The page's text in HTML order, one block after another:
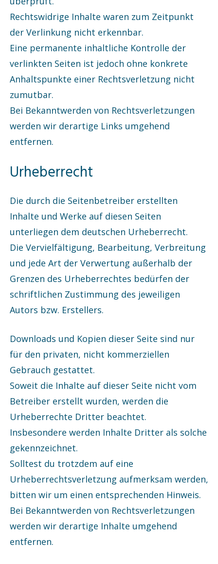
Rechtswidrige Inhalte waren zum Zeitpunkt
der Verlinkung nicht erkennbar.
Eine permanente inhaltliche Kontrolle der
verlinkten Seiten ist jedoch ohne konkrete
Anhaltspunkte einer Rechtsverletzung nicht
zumutbar.
Bei Bekanntwerden von Rechtsverletzungen
werden wir derartige Links umgehend
entfernen.
Urheberrecht
Die durch die Seitenbetreiber erstellten
Inhalte und Werke auf diesen Seiten
unterliegen dem deutschen Urheberrecht.
Die Vervielfältigung, Bearbeitung, Verbreitung
und jede Art der Verwertung außerhalb der
Grenzen des Urheberrechtes bedürfen der
schriftlichen Zustimmung des jeweiligen
Autors bzw. Erstellers.
Downloads und Kopien dieser Seite sind nur
für den privaten, nicht kommerziellen
Gebrauch gestattet.
Soweit die Inhalte auf dieser Seite nicht vom
Betreiber erstellt wurden, werden die
Urheberrechte Dritter beachtet.
Insbesondere werden Inhalte Dritter als solche
gekennzeichnet.
Solltest du trotzdem auf eine
Urheberrechtsverletzung aufmerksam werden,
bitten wir um einen entsprechenden Hinweis.
Bei Bekanntwerden von Rechtsverletzungen
werden wir derartige Inhalte umgehend
entfernen.